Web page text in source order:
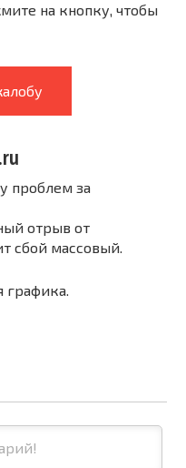
на кнопку, чтобы
проблем за
отрыв от
сбой массовый.